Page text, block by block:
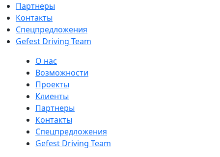
Партнеры
Контакты
Спецпредложения
Gefest Driving Team
О нас
Возможности
Проекты
Клиенты
Партнеры
Контакты
Спецпредложения
Gefest Driving Team